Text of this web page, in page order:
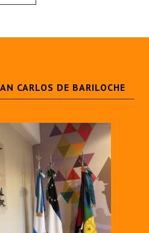
CARLOS DE BARILOCHE